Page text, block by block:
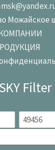
Можайское
Filter